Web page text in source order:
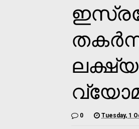
0 Tuesday, 1